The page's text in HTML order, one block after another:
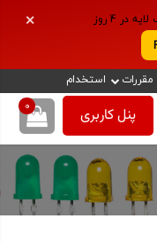
✕
استخدام
پنل کاربری 0